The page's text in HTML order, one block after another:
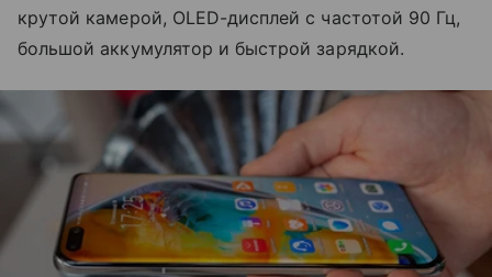
крутой камерой, OLED-дисплей с частотой 90 Гц,
большой аккумулятор и быстрой зарядкой.